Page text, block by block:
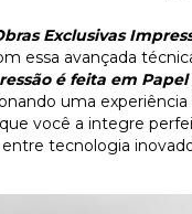
Exclusivas
essa avançada
é feita em
uma experiência
você a integre
tecnologia